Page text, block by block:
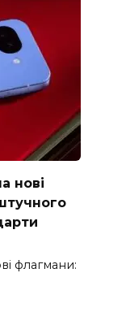
нові
флагмани: